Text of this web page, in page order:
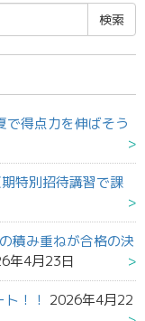
で得点力を伸ばそう
特別招待講習で課
積み重ねが合格の決
年4月23日
！！ 2026年4月22